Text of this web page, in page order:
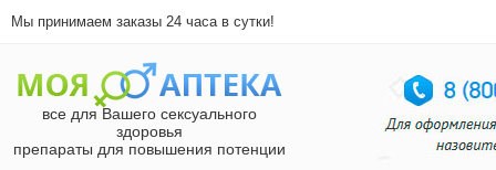
Мы принимаем заказы 24 часа в сутки!
все для Вашего сексуального
здоровья
препараты для повышения потенции